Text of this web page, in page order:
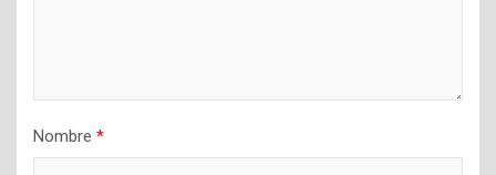
Nombre *